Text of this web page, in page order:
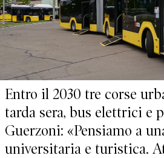
Entro il 2030 tre corse
tarda sera, bus elettrici e
Guerzoni: «Pensiamo a
universitaria e turistica.